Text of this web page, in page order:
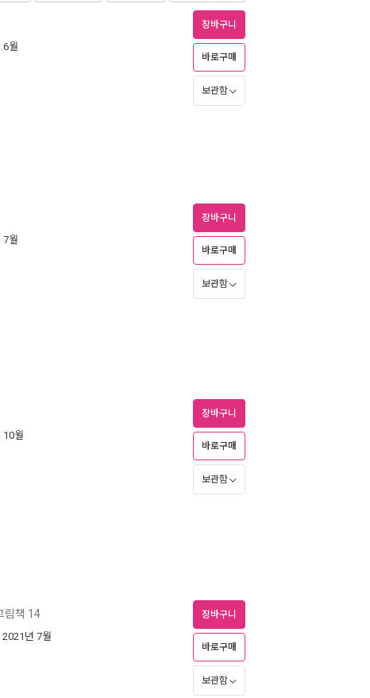
6월
장바구니
바로구매
보관함
7월
장바구니
바로구매
보관함
10월
장바구니
바로구매
보관함
림책 14
2021년 7월
장바구니
바로구매
보관함